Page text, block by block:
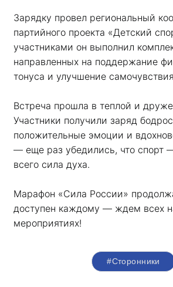
Зарядку провел региональный
партийного проекта «Детский
участниками он выполнил
направленных на поддержание
тонуса и улучшение
Встреча прошла в теплой и
Участники получили заряд
положительные эмоции и
— еще раз убедились, что спорт
всего сила духа.
Марафон «Сила России»
доступен каждому — ждем всех
мероприятиях!
#Сторонники